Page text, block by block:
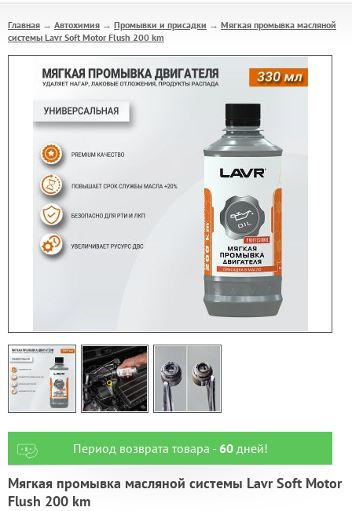
Главная → Автохимия → Промывки и присадки → Мягкая промывка масляной
системы Lavr Soft Motor Flush 200 km
Период возврата товара - 60дней!
Мягкая промывка масляной системы Lavr Soft Motor
Flush 200 km